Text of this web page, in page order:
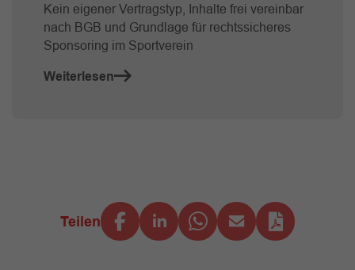
Kein eigener Vertragstyp, Inhalte frei vereinbar
nach BGB und Grundlage für rechtssicheres
Sponsoring im Sportverein
Weiterlesen
Teilen